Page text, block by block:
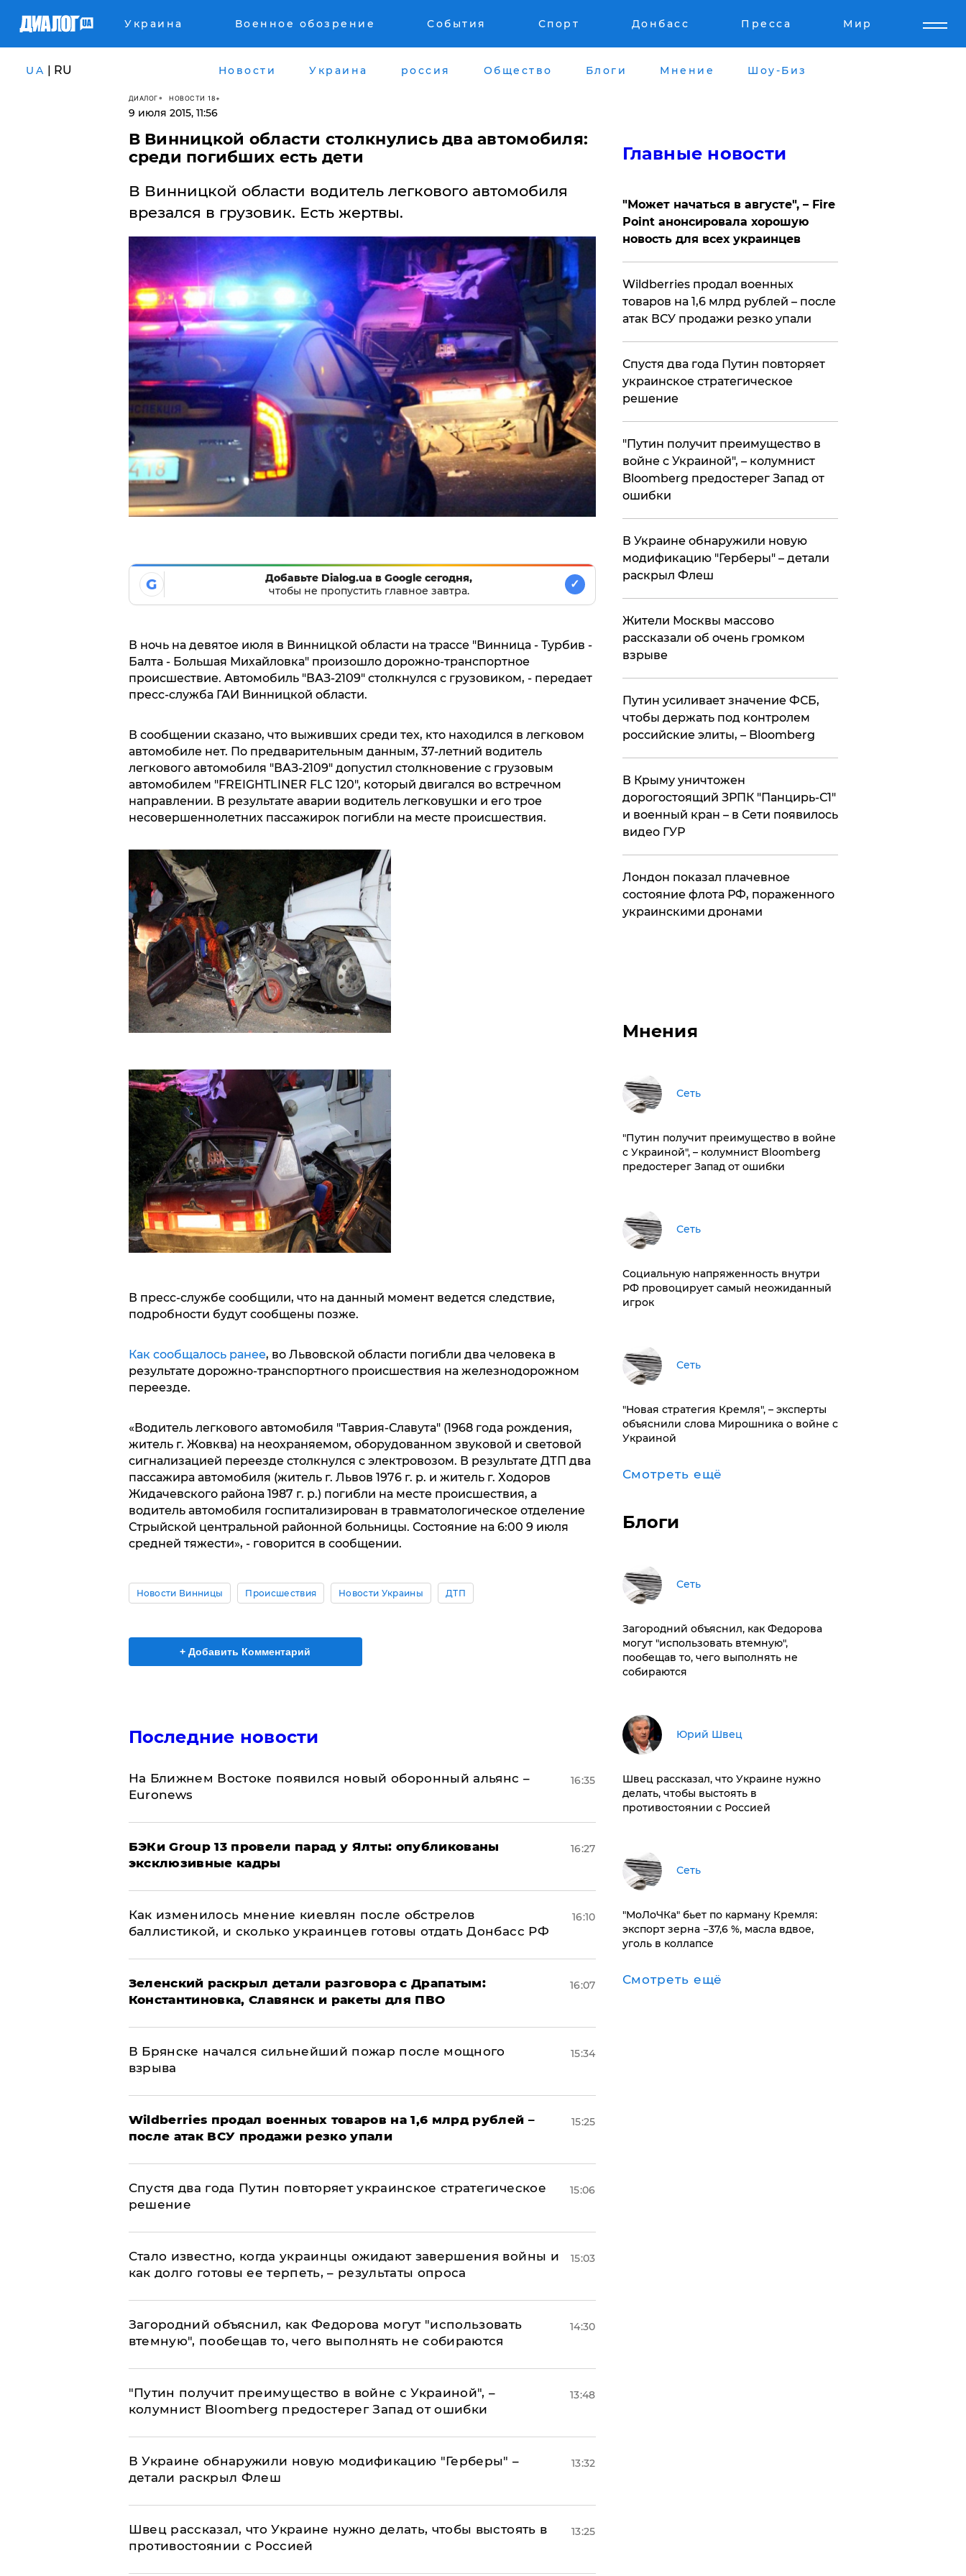
Украина Военное обозрение События Спорт Донбасс Пресса Мир
UA | RU Новости Украина россия Общество Блоги Мнение Шоу-Биз
ДИАЛОГ НОВОСТИ 18+
9 июля 2015, 11:56
В Винницкой области столкнулись два автомобиля:
среди погибших есть дети
В Винницкой области водитель легкового автомобиля
врезался в грузовик. Есть жертвы.
G
Добавьте Dialog.ua в Google сегодня,
чтобы не пропустить главное завтра.
✓
В ночь на девятое июля в Винницкой области на трассе "Винница - Турбив -
Балта - Большая Михайловка" произошло дорожно-транспортное
происшествие. Автомобиль "ВАЗ-2109" столкнулся с грузовиком, - передает
пресс-служба ГАИ Винницкой области.
В сообщении сказано, что выживших среди тех, кто находился в легковом
автомобиле нет. По предварительным данным, 37-летний водитель
легкового автомобиля "ВАЗ-2109" допустил столкновение с грузовым
автомобилем "FREIGHTLINER FLC 120", который двигался во встречном
направлении. В результате аварии водитель легковушки и его трое
несовершеннолетних пассажирок погибли на месте происшествия.
В пресс-службе сообщили, что на данный момент ведется следствие,
подробности будут сообщены позже.
Как сообщалось ранее, во Львовской области погибли два человека в
результате дорожно-транспортного происшествия на железнодорожном
переезде.
«Водитель легкового автомобиля "Таврия-Славута" (1968 года рождения,
житель г. Жовква) на неохраняемом, оборудованном звуковой и световой
сигнализацией переезде столкнулся с электровозом. В результате ДТП два
пассажира автомобиля (житель г. Львов 1976 г. р. и житель г. Ходоров
Жидачевского района 1987 г. р.) погибли на месте происшествия, а
водитель автомобиля госпитализирован в травматологическое отделение
Стрыйской центральной районной больницы. Состояние на 6:00 9 июля
средней тяжести», - говорится в сообщении.
Новости Винницы Происшествия Новости Украины ДТП
+ Добавить Комментарий
Последние новости
На Ближнем Востоке появился новый оборонный альянс –
Euronews
16:35
​БЭКи Group 13 провели парад у Ялты: опубликованы
эксклюзивные кадры
16:27
Как изменилось мнение киевлян после обстрелов
баллистикой, и сколько украинцев готовы отдать Донбасс РФ
16:10
​Зеленский раскрыл детали разговора с Драпатым:
Константиновка, Славянск и ракеты для ПВО
16:07
В Брянске начался сильнейший пожар после мощного
взрыва
15:34
​Wildberries продал военных товаров на 1,6 млрд рублей –
после атак ВСУ продажи резко упали
15:25
Спустя два года Путин повторяет украинское стратегическое
решение
15:06
Стало известно, когда украинцы ожидают завершения войны и
как долго готовы ее терпеть, – результаты опроса
15:03
Загородний объяснил, как Федорова могут "использовать
втемную", пообещав то, чего выполнять не собираются
14:30
"Путин получит преимущество в войне с Украиной", –
колумнист Bloomberg предостерег Запад от ошибки
13:48
В Украине обнаружили новую модификацию "Герберы" –
детали раскрыл Флеш
13:32
Швец рассказал, что Украине нужно делать, чтобы выстоять в
противостоянии с Россией
13:25
Главные новости
"Может начаться в августе", – Fire
Point анонсировала хорошую
новость для всех украинцев
​Wildberries продал военных
товаров на 1,6 млрд рублей – после
атак ВСУ продажи резко упали
Спустя два года Путин повторяет
украинское стратегическое
решение
"Путин получит преимущество в
войне с Украиной", – колумнист
Bloomberg предостерег Запад от
ошибки
В Украине обнаружили новую
модификацию "Герберы" – детали
раскрыл Флеш
Жители Москвы массово
рассказали об очень громком
взрыве
Путин усиливает значение ФСБ,
чтобы держать под контролем
российские элиты, – Bloomberg
В Крыму уничтожен
дорогостоящий ЗРПК "Панцирь-С1"
и военный кран – в Сети появилось
видео ГУР
Лондон показал плачевное
состояние флота РФ, пораженного
украинскими дронами
Мнения
Сеть
"Путин получит преимущество в войне
с Украиной", – колумнист Bloomberg
предостерег Запад от ошибки
Сеть
Социальную напряженность внутри
РФ провоцирует самый неожиданный
игрок
Сеть
"Новая стратегия Кремля", – эксперты
объяснили слова Мирошника о войне с
Украиной
Смотреть ещё
Блоги
Сеть
Загородний объяснил, как Федорова
могут "использовать втемную",
пообещав то, чего выполнять не
собираются
Юрий Швец
Швец рассказал, что Украине нужно
делать, чтобы выстоять в
противостоянии с Россией
Сеть
​"МоЛоЧКа" бьет по карману Кремля:
экспорт зерна −37,6 %, масла вдвое,
уголь в коллапсе
Смотреть ещё